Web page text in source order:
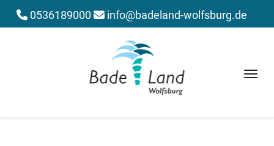
0536189000 info@badeland-wolfsburg.de
Menü